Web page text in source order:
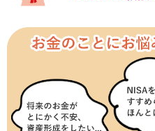
普通預金
積立式定期預金
外貨預金TOP
外貨定期預金
外貨普通預金積立
資産運用
投資信託TOP